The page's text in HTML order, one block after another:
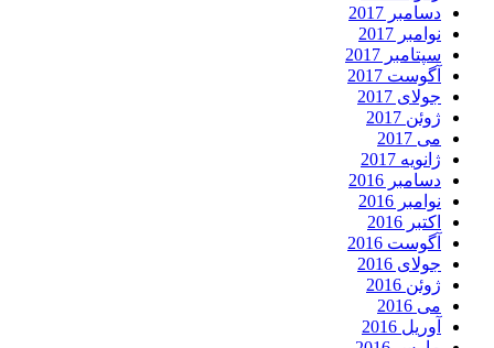
دسامبر 2017
نوامبر 2017
سپتامبر 2017
آگوست 2017
جولای 2017
ژوئن 2017
می 2017
ژانویه 2017
دسامبر 2016
نوامبر 2016
اکتبر 2016
آگوست 2016
جولای 2016
ژوئن 2016
می 2016
آوریل 2016